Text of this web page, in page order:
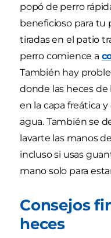
popó de perro
beneficioso para tu
tiradas en el patio
perro comience a
También hay
donde las heces
en la capa freática
agua. También se
lavarte las manos
incluso si usas
mano solo para
Consejos
heces